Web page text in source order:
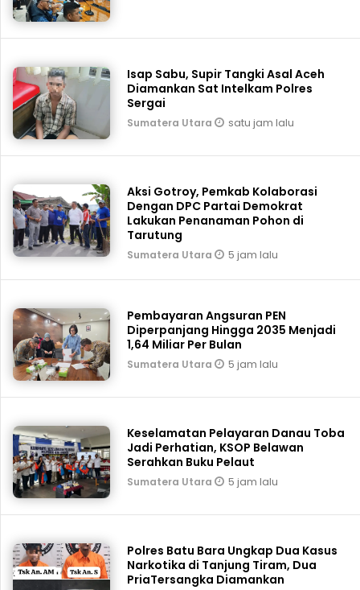
Isap Sabu, Supir Tangki Asal Aceh
Diamankan Sat Intelkam Polres
Sergai
Sumatera Utara satu jam lalu
Aksi Gotroy, Pemkab ‎Kolaborasi
Dengan DPC Partai Demokrat
Lakukan Penanaman Pohon di
Tarutung
Sumatera Utara 5 jam lalu
Pembayaran Angsuran PEN
Diperpanjang Hingga 2035 Menjadi
1,64 Miliar Per Bulan
Sumatera Utara 5 jam lalu
Keselamatan Pelayaran Danau Toba
Jadi Perhatian, KSOP Belawan
Serahkan Buku Pelaut
Sumatera Utara 5 jam lalu
Polres Batu Bara Ungkap Dua Kasus
Narkotika di Tanjung Tiram, Dua
PriaTersangka Diamankan